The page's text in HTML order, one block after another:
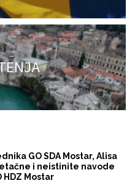
GO SDA Mostar, Alisa
i neistinite navode
HDZ Mostar